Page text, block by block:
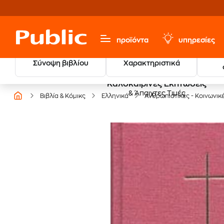
προϊόντα υπηρεσίες
Σύνοψη βιβλίου Χαρακτηριστικά
Καλοκαιρινές Εκπτώσεις
& Άπαιχτες Τιμές
Βιβλία & Κόμικς Ελληνικά Ανθρωπιστικές -